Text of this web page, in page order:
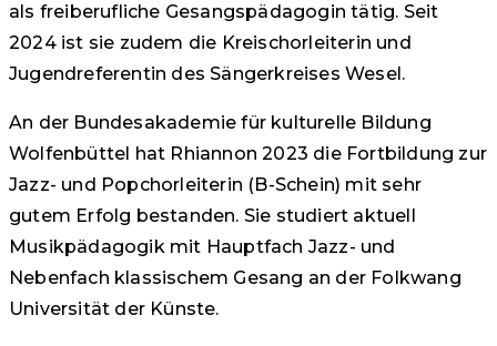
als freiberufliche Gesangspädagogin tätig. Seit
2024 ist sie zudem die Kreischorleiterin und
Jugendreferentin des Sängerkreises Wesel.
An der Bundesakademie für kulturelle Bildung
Wolfenbüttel hat Rhiannon 2023 die Fortbildung zur
Jazz- und Popchorleiterin (B-Schein) mit sehr
gutem Erfolg bestanden. Sie studiert aktuell
Musikpädagogik mit Hauptfach Jazz- und
Nebenfach klassischem Gesang an der Folkwang
Universität der Künste.